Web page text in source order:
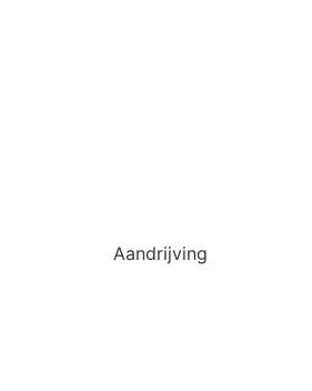
Aandrijving